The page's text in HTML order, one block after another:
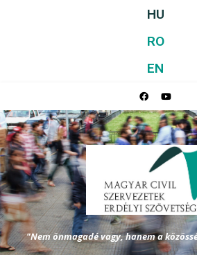
HU
RO
EN
"Nem önmagadé vagy, hanem a